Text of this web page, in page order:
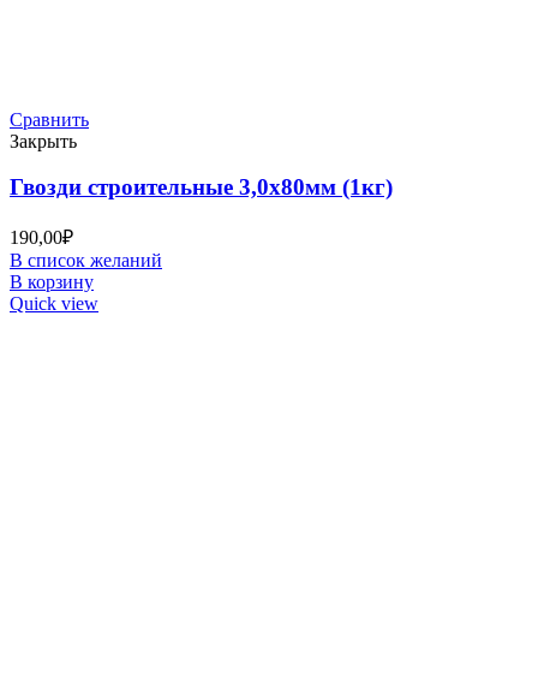
Сравнить
Закрыть
Гвозди строительные 3,0х80мм (1кг)
190,00₽
В список желаний
В корзину
Quick view